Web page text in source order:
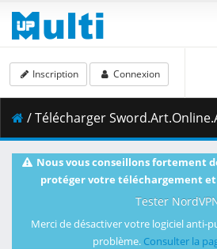
Inscription Connexion
/ Télécharger Sword.Art.Online.Alternative.Gun.Gale.Online.S02E08.The.Showdown.1080p.CR.WEB-
Nous vous conseillons fortement
protéger votre téléchargement
Tester
Merci de désactiver votre logiciel anti-
problème. Consulter la